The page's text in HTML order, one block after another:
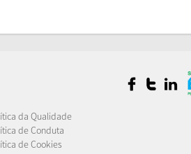
da Qualidade
de Conduta
de Cookies